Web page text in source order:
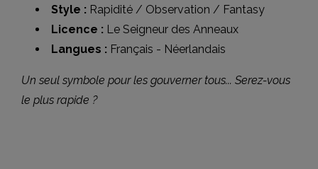
Style : Rapidité / Observation / Fantasy
Licence : Le Seigneur des Anneaux
Langues : Français - Néerlandais
Un seul symbole pour les gouverner tous... Serez-vous
le plus rapide ?